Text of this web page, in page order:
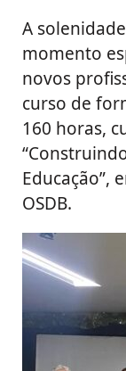
A
momento
novos
curso de
160 horas,
Educação”,
OSDB.